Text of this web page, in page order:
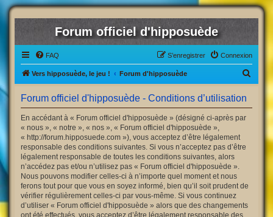
Forum officiel d'hipposuède
FAQ Connexion
S’enregistrer
Vers hipposuède, le jeu ! Forum d'hipposuède
Forum officiel d'hipposuède - Conditions d’utilisation
En accédant à « Forum officiel d'hipposuède » (désigné ci-après par
« nous », « notre », « nos », « Forum officiel d'hipposuède »,
« http://forum.hipposuede.com »), vous acceptez d’être légalement
responsable des conditions suivantes. Si vous n’acceptez pas d’être
légalement responsable de toutes les conditions suivantes, alors
n’accédez pas et/ou n’utilisez pas « Forum officiel d'hipposuède ».
Nous pouvons modifier celles-ci à n’importe quel moment et nous
ferons tout pour que vous en soyez informé, bien qu’il soit prudent de
vérifier régulièrement celles-ci par vous-même. Si vous continuez
d’utiliser « Forum officiel d'hipposuède » alors que des changements
ont été effectués, vous acceptez d’être légalement responsable des